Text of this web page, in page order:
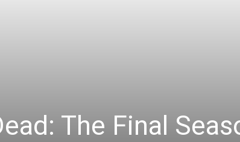
The Final